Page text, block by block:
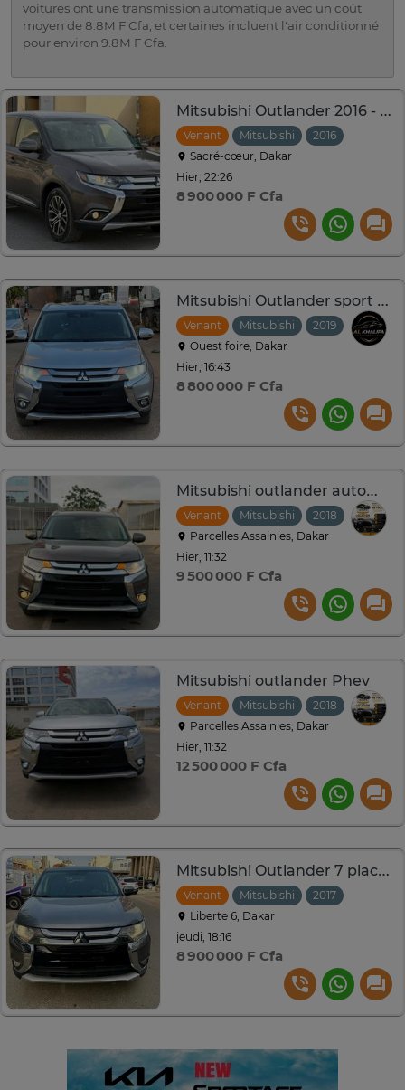
voitures ont une transmission automatique avec un coût
moyen de 8.8M F Cfa, et certaines incluent l'air conditionné
pour environ 9.8M F Cfa.
Mitsubishi Outlander 2016 - 7 Places
Venant Mitsubishi 2016
Sacré-cœur, Dakar
Hier, 22:26
8 900 000 F Cfa
Mitsubishi Outlander sport Année : 2019
Venant Mitsubishi 2019
Ouest foire, Dakar
Hier, 16:43
8 800 000 F Cfa
Mitsubishi outlander automatic
Venant Mitsubishi 2018
Parcelles Assainies, Dakar
Hier, 11:32
9 500 000 F Cfa
Mitsubishi outlander Phev
Venant Mitsubishi 2018
Parcelles Assainies, Dakar
Hier, 11:32
12 500 000 F Cfa
Mitsubishi Outlander 7 places
Venant Mitsubishi 2017
Liberte 6, Dakar
jeudi, 18:16
8 900 000 F Cfa